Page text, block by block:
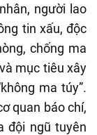
người lao
tin xấu, độc
chống ma
mục tiêu xây
ma túy”.
quan báo chí,
đội ngũ tuyên